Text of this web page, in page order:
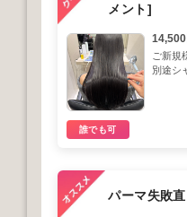
メント]
14,500
ご新規
別途シ
誰でも可
パーマ失敗